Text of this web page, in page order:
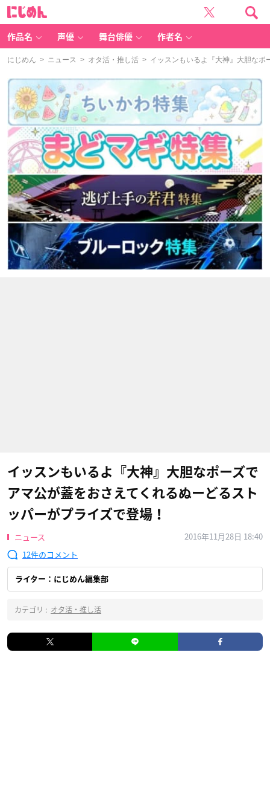
作品名 声優 舞台俳優 作者名
にじめん > ニュース > オタ活・推し活 > イッスンもいるよ『大神』大胆なポ
イッスンもいるよ『大神』大胆なポーズで
アマ公が蓋をおさえてくれるぬーどるスト
ッパーがプライズで登場！
ニュース
2016年11月28日 18:40
12
ライター：にじめん編集部
カテゴリ : オタ活・推し活